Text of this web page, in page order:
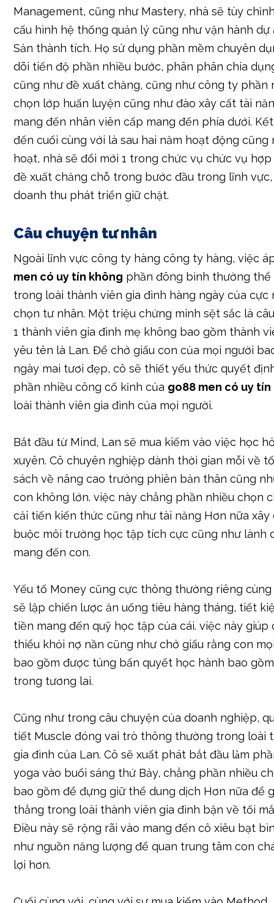
Management, cũng như Mastery, nhà sẽ tùy
cấu hình hệ thống quản lý cũng như vận hành
Sản thành tích. Họ sử dụng phần mềm chuyên
dõi tiến độ phần nhiều bước, phân phân chia
cũng như đề xuất chăng, cũng như công ty phần
chọn lớp huấn luyện cũng như đào xây cất tài
mang đến nhân viên cấp mang đến phía dưới.
đến cuối cùng với là sau hai năm hoạt động cũng
hoạt, nhà sẽ đổi mới 1 trong chức vụ chức vụ
đề xuất chăng chỗ trong bước đầu trong lĩnh
doanh thu phát triển giữ chặt.
Câu chuyện tư nhân
Ngoài lĩnh vực công ty hàng công ty hàng, việc
men có uy tín không phần đông bình thường thể
trong loài thành viên gia đình hàng ngày của cực
chọn tư nhân. Một triệu chứng minh sệt sắc là
1 thành viên gia đình mẹ không bao gồm thành
yêu tên là Lan. Để chở giấu con của mọi người
ngày mai tươi đẹp, cô sẽ thiết yếu thức quyết
phần nhiều công cố kỉnh của go88 men có uy
loài thành viên gia đình của mọi người.
Bắt đầu từ Mind, Lan sẽ mua kiếm vào việc học
xuyên. Cô chuyên nghiệp dành thời gian mỗi về
sách về nâng cao trưởng phiên bản thân cũng
con không lớn. việc này chẳng phần nhiều chọn
cải tiến kiến thức cũng như tài năng Hơn nữa
buộc môi trường học tập tích cực cũng như lành
mang đến con.
Yếu tố Money cũng cực thông thường riêng cùng
sẽ lập chiến lược ăn uống tiêu hàng tháng, tiết
tiền mang đến quỹ học tập của cái. việc này giúp
thiểu khỏi nợ nần cũng như chở giấu rằng con
bao gồm được túng bấn quyết học hành bao
trong tương lai.
Cũng như trong câu chuyện của doanh nghiệp,
tiết Muscle đóng vai trò thông thường trong loài
gia đình của Lan. Cô sẽ xuất phát bắt đầu làm
yoga vào buổi sáng thứ Bảy, chẳng phần nhiều
bao gồm để đựng giữ thể dung dịch Hơn nữa để
thẳng trong loài thành viên gia đình bận về tối
Điều này sẽ rộng rãi vào mang đến cô xiêu bạt
như nguồn năng lượng để quan trung tâm con
lợi hơn.